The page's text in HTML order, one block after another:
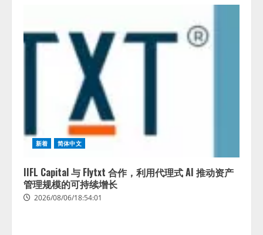
新着 简体中文
IIFL Capital 与 Flytxt 合作，利用代理式 AI 推动资产
管理规模的可持续增长
2026/08/06/18:54:01